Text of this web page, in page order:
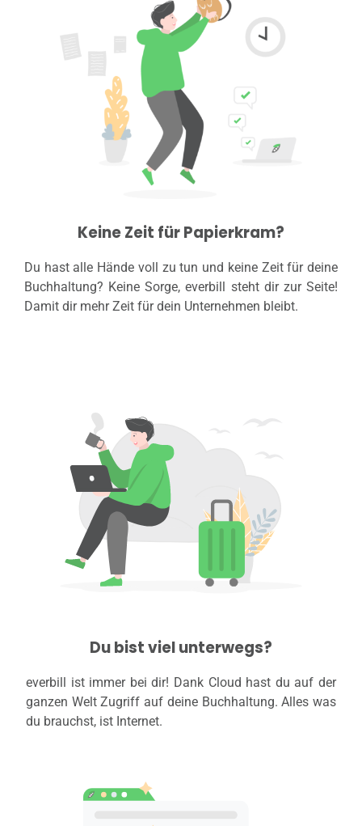
Keine Zeit für Papierkram?
Du hast alle Hände voll zu tun und keine Zeit für deine
Buchhaltung? Keine Sorge, everbill steht dir zur Seite!
Damit dir mehr Zeit für dein Unternehmen bleibt.
Du bist viel unterwegs?
everbill ist immer bei dir! Dank Cloud hast du auf der
ganzen Welt Zugriff auf deine Buchhaltung. Alles was
du brauchst, ist Internet.